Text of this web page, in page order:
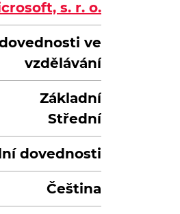
s. r. o.
ve
vzdělávání
Základní
Střední
dovednosti
Čeština